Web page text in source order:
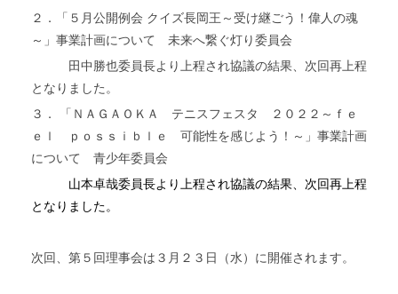
２．「５月公開例会 クイズ長岡王～受け継ごう！偉人の魂
～」事業計画について 未来へ繋ぐ灯り委員会
田中勝也委員長より上程され協議の結果、次回再上程
となりました。
３． 「ＮＡＧＡＯＫＡ テニスフェスタ ２０２２～ｆｅ
ｅｌ ｐｏｓｓｉｂｌｅ 可能性を感じよう！～」事業計画
について 青少年委員会
山本卓哉委員長より上程され協議の結果、次回再上程
となりました。
次回、第５回理事会は３月２３日（水）に開催されます。